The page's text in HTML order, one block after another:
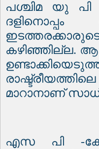
പശ്ചിമ യു പി
കഴിഞ്ഞില്ല.
മാറാനാണ്
എസ പി -